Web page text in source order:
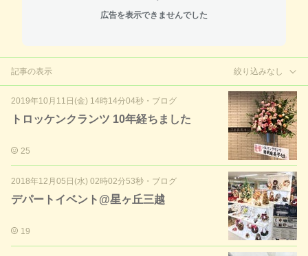
広告を表示できませんでした
記事の表示 絞り込みなし
2019年10月11日(金) 14時14分04秒 ・ ブログ
トロッケンクランツ 10年経ちました
25
2018年12月05日(水) 02時02分53秒 ・ ブログ
デパートイベント@星ヶ丘三越
19